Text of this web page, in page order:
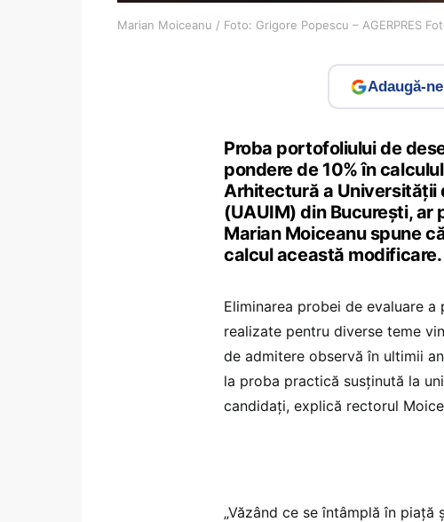
Marian Moiceanu / Foto: Grigore Popescu – AGERPRES
Adaugă-
Proba portofoliului de
pondere de 10% în
Arhitectură a Universității
(UAUIM) din București,
Marian Moiceanu spune
calcul această modificare.
Eliminarea probei de evaluare
realizate pentru diverse teme
de admitere observă în ultimii
la proba practică susținută la
candidați, explică rectorul
„Văzând ce se întâmplă în